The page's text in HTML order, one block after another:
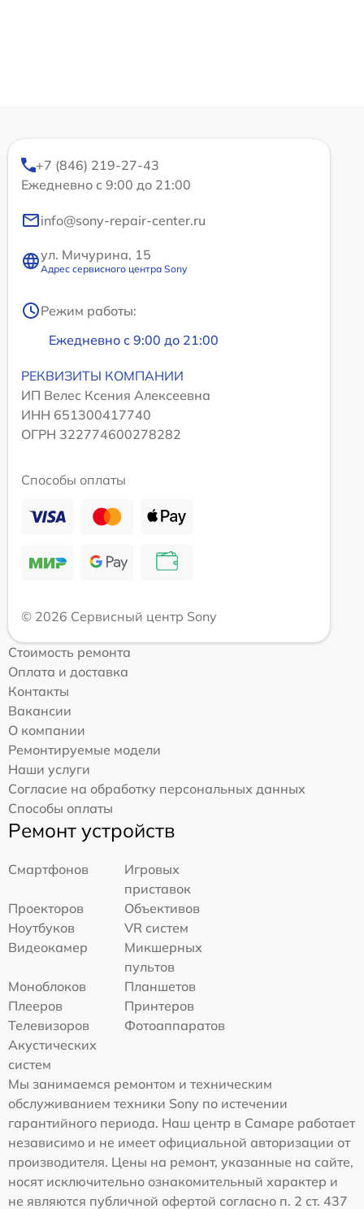
+7 (846) 219-27-43
Ежедневно с 9:00 до 21:00
info@sony-repair-center.ru
ул. Мичурина, 15
Адрес сервисного центра Sony
Режим работы:
Ежедневно с 9:00 до 21:00
РЕКВИЗИТЫ КОМПАНИИ
ИП Велес Ксения Алексеевна
ИНН 651300417740
ОГРН 322774600278282
Способы оплаты
© 2026 Сервисный центр Sony
Стоимость ремонта
Оплата и доставка
Контакты
Вакансии
О компании
Ремонтируемые модели
Наши услуги
Согласие на обработку персональных данных
Способы оплаты
Ремонт устройств
Смартфонов
Игровых
приставок
Проекторов
Объективов
Ноутбуков
VR систем
Видеокамер
Микшерных
пультов
Моноблоков
Планшетов
Плееров
Принтеров
Телевизоров
Фотоаппаратов
Акустических
систем
Мы занимаемся ремонтом и техническим
обслуживанием техники Sony по истечении
гарантийного периода. Наш центр в Самаре работает
независимо и не имеет официальной авторизации от
производителя. Цены на ремонт, указанные на сайте,
носят исключительно ознакомительный характер и
не являются публичной офертой согласно п. 2 ст. 437